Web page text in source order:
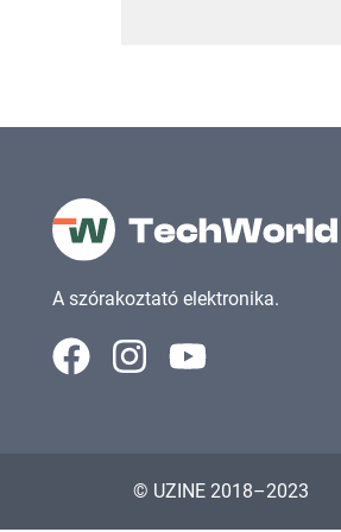
A szórakoztató elektronika.
© UZINE 2018–2023